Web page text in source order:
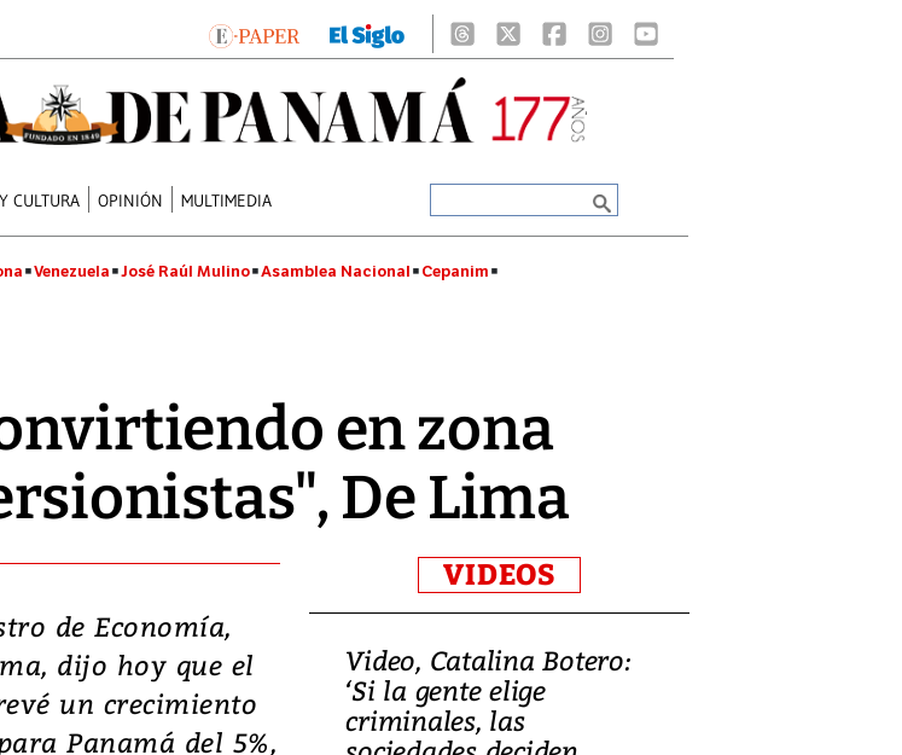
CULTURA OPINIÓN MULTIMEDIA
Venezuela José Raúl Mulino Asamblea Nacional Cepanim
en zona
De Lima
de Economía,
dijo hoy que el
un crecimiento
Panamá del 5%,
VIDEOS
Japón: Terremoto
heridos y graves
en Kumamoto
Video, Catalina Botero:
‘Si la gente elige
criminales, las